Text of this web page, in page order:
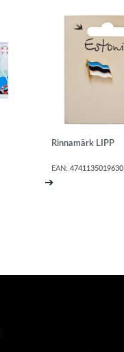
Rinnamärk LIPP
EAN: 4741135019630
➔